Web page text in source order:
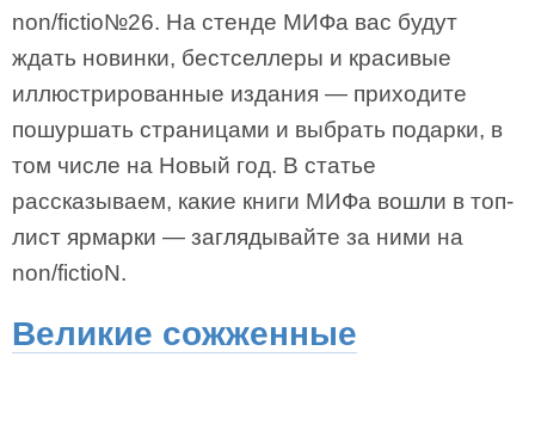
non/fictio№26. На стенде МИФа вас будут
ждать новинки, бестселлеры и красивые
иллюстрированные издания — приходите
пошуршать страницами и выбрать подарки, в
том числе на Новый год. В статье
рассказываем, какие книги МИФа вошли в топ-
лист ярмарки — заглядывайте за ними на
non/fictioN.
Великие сожженные